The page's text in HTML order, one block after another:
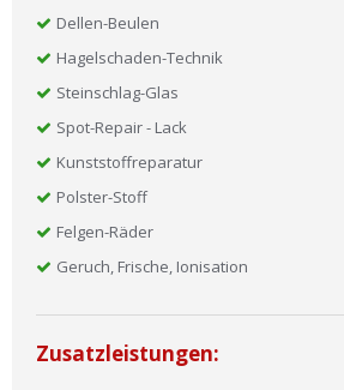
Dellen-Beulen
Hagelschaden-Technik
Steinschlag-Glas
Spot-Repair - Lack
Kunststoffreparatur
Polster-Stoff
Felgen-Räder
Geruch, Frische, Ionisation
Zusatzleistungen: